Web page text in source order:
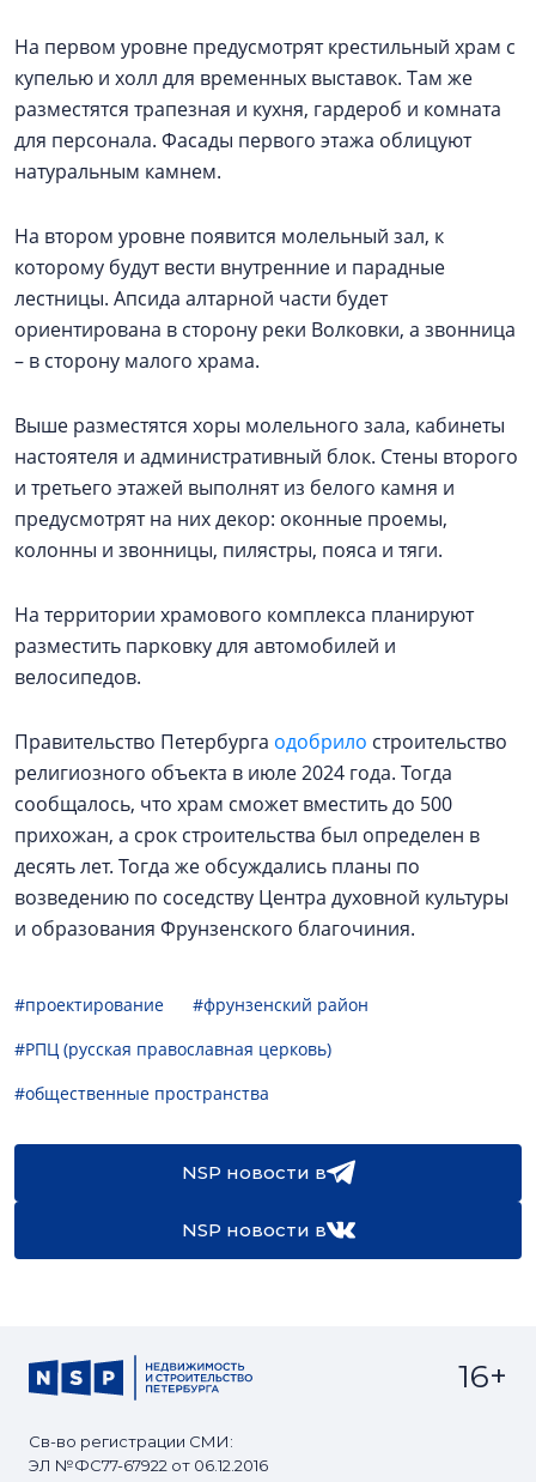
На первом уровне предусмотрят крестильный храм с
купелью и холл для временных выставок. Там же
разместятся трапезная и кухня, гардероб и комната
для персонала. Фасады первого этажа облицуют
натуральным камнем.
На втором уровне появится молельный зал, к
которому будут вести внутренние и парадные
лестницы. Апсида алтарной части будет
ориентирована в сторону реки Волковки, а звонница
– в сторону малого храма.
Выше разместятся хоры молельного зала, кабинеты
настоятеля и административный блок. Стены второго
и третьего этажей выполнят из белого камня и
предусмотрят на них декор: оконные проемы,
колонны и звонницы, пилястры, пояса и тяги.
На территории храмового комплекса планируют
разместить парковку для автомобилей и
велосипедов.
Правительство Петербурга одобрило строительство
религиозного объекта в июле 2024 года. Тогда
сообщалось, что храм сможет вместить до 500
прихожан, а срок строительства был определен в
десять лет. Тогда же обсуждались планы по
возведению по соседству Центра духовной культуры
и образования Фрунзенского благочиния.
#проектирование
#фрунзенский район
#РПЦ (русская православная церковь)
#общественные пространства
NSP новости в
NSP новости в
Св-во регистрации СМИ:
ЭЛ №ФС77-67922 от 06.12.2016
16+